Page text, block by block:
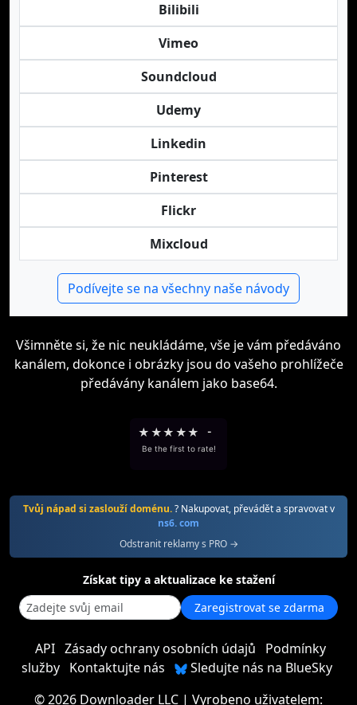
Bilibili
Vimeo
Soundcloud
Udemy
Linkedin
Pinterest
Flickr
Mixcloud
Podívejte se na všechny naše návody
Všimněte si, že nic neukládáme, vše je vám předáváno
kanálem, dokonce i obrázky jsou do vašeho prohlížeče
předávány kanálem jako base64.
★ ★★ ★★ -
Be the first to rate!
Tvůj nápad si zaslouží doménu.? Nakupovat, převádět a spravovat v
ns6. com
Odstranit reklamy s PRO →
Získat tipy a aktualizace ke stažení
Zaregistrovat se zdarma
API Zásady ochrany osobních údajů
Podmínky
služby Kontaktujte nás
Sledujte nás na BlueSky
©2026 Downloader LLC | Vyrobeno uživatelem: